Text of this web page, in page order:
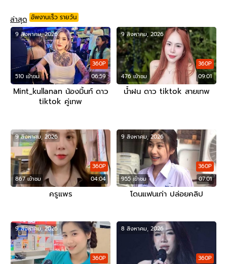
ล่าสุด อัพงานเร็ว รายวัน
510 เข้าชม 06:59
360P
9 สิงหาคม, 2026
Mint_kullanan น้องมิ้นท์ ดาว
tiktok คู่เทพ
476 เข้าชม 09:01
360P
9 สิงหาคม, 2026
น้ำฝน ดาว tiktok สายเทพ
867 เข้าชม 04:04
360P
9 สิงหาคม, 2026
ครูแพร
955 เข้าชม 07:01
360P
9 สิงหาคม, 2026
โดนแฟนเก่า ปล่อยคลิป
360P
9 สิงหาคม, 2026
360P
8 สิงหาคม, 2026